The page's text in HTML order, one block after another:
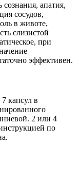
апатия,
сосудов,
в животе,
слизистой
при
эффективен.
капсул в
2 или 4
по